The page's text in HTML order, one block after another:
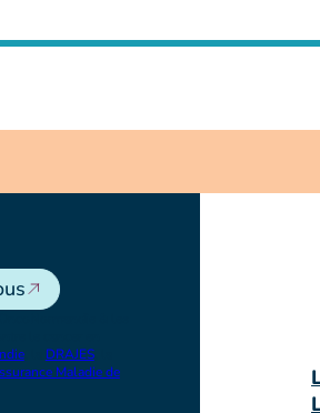
, la DRAJES, la
Maladie de